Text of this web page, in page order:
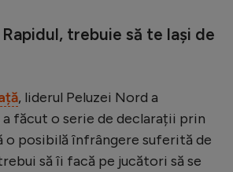
2024
trebuie să te lași de
, liderul Peluzei Nord a
făcut o serie de declarații prin
o posibilă înfrângere suferită de
să îi facă pe jucători să se